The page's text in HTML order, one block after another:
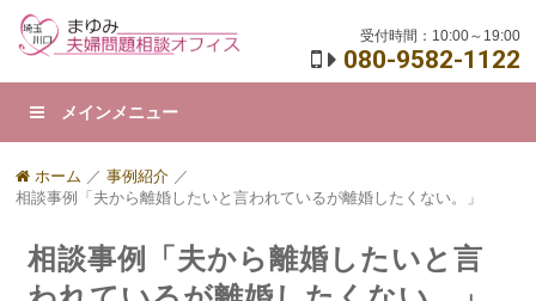
受付時間：10:00～19:00
080-9582-1122
メインメニュー
ホーム ／事例紹介 ／
相談事例「夫から離婚したいと言われているが離婚したくない。」
相談事例「夫から離婚したいと言